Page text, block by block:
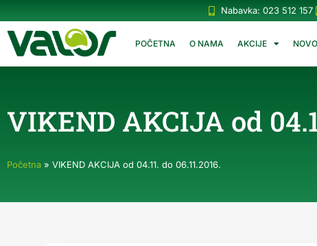
Nabavka: 023 512 157
POČETNA O NAMA AKCIJE
VIKEND AKCIJA od
Početna » VIKEND AKCIJA od 04.11. do 06.11.2016.